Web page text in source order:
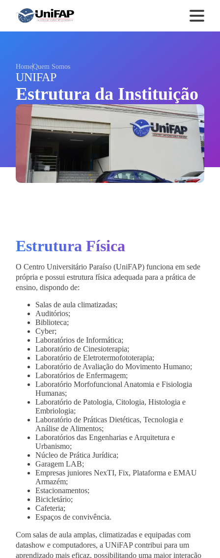
HomeQuem Somos
UNIFAP
Estrutura da Instituição
Estrutura Física
O Centro Universitário Paraíso (UniFAP) funciona em sede
própria e possui estrutura física adequada para a prática de
ensino, dispondo de:
Salas de aula climatizadas;
Auditórios;
Biblioteca;
Cyber;
Laboratórios de Informática;
Laboratório de Cinesioterapia;
Laboratório de Eletrotermofototerapia;
Laboratório de Avaliação do Movimento Humano;
Laboratórios de Enfermagem;
Laboratório Morfofuncional Anatomia e Fisiologia
Humanas;
Laboratório de Patologia, Citologia, Histologia e
Embriologia;
Laboratório de Práticas Dietéticas, Tecnologia e
Análise de Alimentos;
Laboratórios das Engenharias e Arquitetura e
Urbanismo;
Núcleo de Prática Jurídica;
Garagem LAB;
Empresas juniores NexTI, Fix, Plataforma e EMAU
Armazém;
Estacionamentos;
Bicicletário;
Cafeteria;
Espaços de convivência.
Com salas de aula amplas, climatizadas e equipadas com
datashow e computadores, a UNiFAP contribui para um
aprendizado mais eficaz, possibilitando uma maior interação